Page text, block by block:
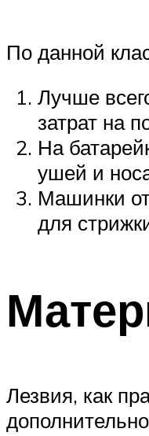
По данной
Лучше
затрат на
На
ушей и
Машинки
для
Лезвия, как